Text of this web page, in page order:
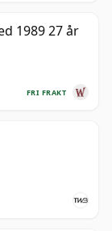
1989 27 år
FRI FRAKT